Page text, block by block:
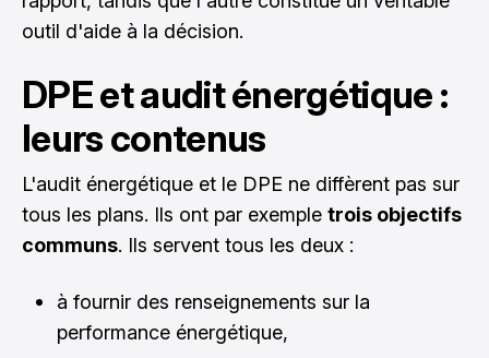
outil d'aide à la décision.
DPE et audit énergétique :
leurs contenus
L'audit énergétique et le DPE ne diffèrent pas sur
tous les plans. Ils ont par exemple trois objectifs
communs. Ils servent tous les deux :
à fournir des renseignements sur la
performance énergétique,